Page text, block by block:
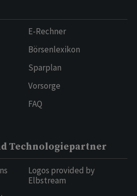
E-Rechner
Börsenlexikon
Sparplan
Vorsorge
FAQ
Technologiepartner
Logos provided by
Elbstream